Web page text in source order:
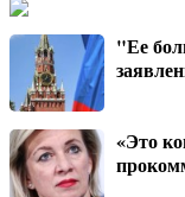
"Ее
«Это